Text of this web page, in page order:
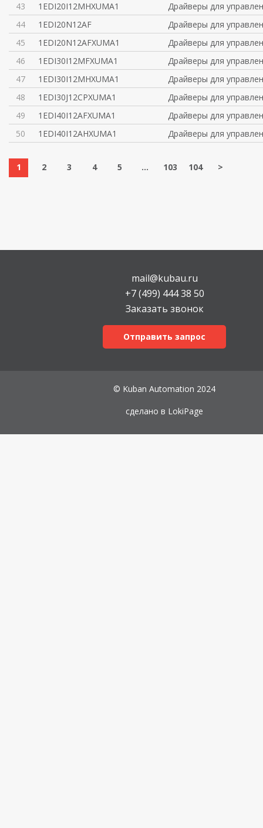
43
1EDI20I12MHXUMA1
Драйверы для
44
1EDI20N12AF
Драйверы для
45
1EDI20N12AFXUMA1
Драйверы для
46
1EDI30I12MFXUMA1
Драйверы для
47
1EDI30I12MHXUMA1
Драйверы для
48
1EDI30J12CPXUMA1
Драйверы для
49
1EDI40I12AFXUMA1
Драйверы для
50
1EDI40I12AHXUMA1 Драйверы для
1 2 3 4 5 ... 103 104 >
mail@kubau.ru
+7 (499) 444 38 50
Заказать звонок
Отправить запрос
© Kuban Automation 2024
сделано в LokiPage